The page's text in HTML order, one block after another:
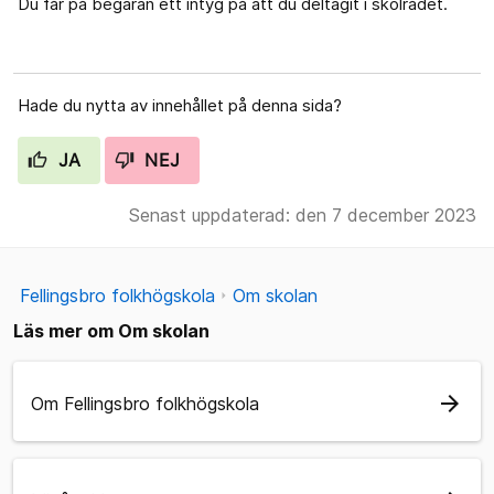
Hade du nytta av innehållet på denna sida?
JA NEJ
Senast uppdaterad: den 7 december 2023
Fellingsbro folkhögskola
Om skolan
Läs mer om Om skolan
Om Fellingsbro folkhögskola arrow_forward